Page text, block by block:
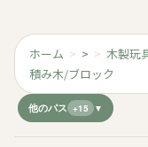
ホーム > 木製玩
積み木/ブロック
他のパス +15